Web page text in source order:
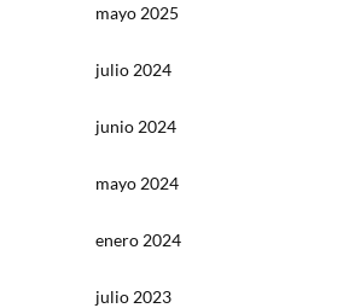
mayo 2025
julio 2024
junio 2024
mayo 2024
enero 2024
julio 2023